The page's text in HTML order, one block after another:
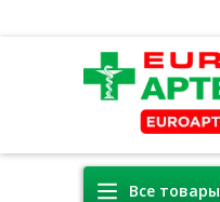
Все товары